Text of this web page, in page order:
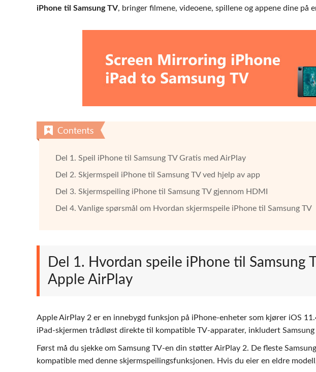
iPhone til Samsung TV, bringer filmene, videoene, spillene og appene dine på
Del 1. Speil iPhone til Samsung TV Gratis med AirPlay
Del 2. Skjermspeil iPhone til Samsung TV ved hjelp av app
Del 3. Skjermspeiling iPhone til Samsung TV gjennom HDMI
Del 4. Vanlige spørsmål om Hvordan skjermspeile iPhone til Samsung TV
Del 1. Hvordan speile iPhone til Samsung
Apple AirPlay
Apple AirPlay 2 er en innebygd funksjon på iPhone-enheter som kjører iOS
iPad-skjermen trådløst direkte til kompatible TV-apparater, inkludert Samsung
Først må du sjekke om Samsung TV-en din støtter AirPlay 2. De fleste
kompatible med denne skjermspeilingsfunksjonen. Hvis du eier en eldre